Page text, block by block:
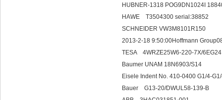
HUBNER-1318 POG9DN1024I
HAWE T3504300 serial:38852
SCHNEIDER VW3M8101R150
2013-2-18 9:50:00Hoffmann
TESA 4WRZE25W6-220-7X/
Baumer UNAM 18N6903/S14
Eisele Indent No. 410-0400 G1/4-
Bauer G13-20/